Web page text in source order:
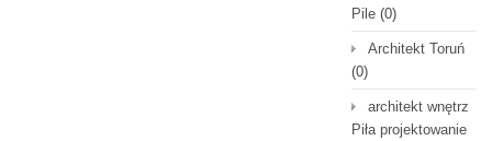
Pile (0)
Architekt Toruń
(0)
architekt wnętrz
Piła projektowanie